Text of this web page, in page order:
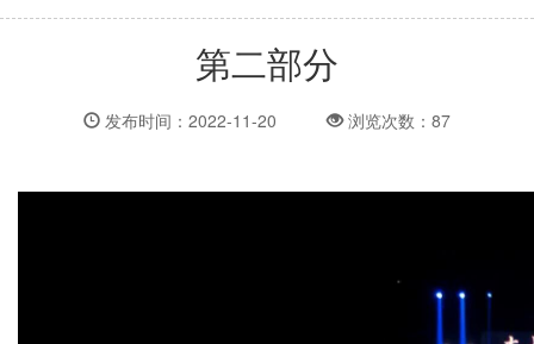
第二部分
发布时间：2022-11-20 浏览次数：87